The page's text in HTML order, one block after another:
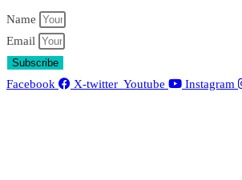
Name
Email
Subscribe
Facebook X-twitter Youtube Instagram